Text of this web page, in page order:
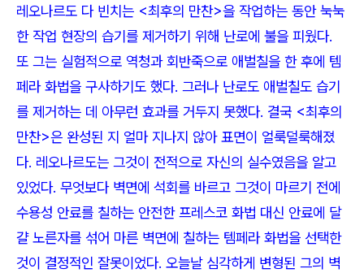
레오나르도 다 빈치는 <최후의 만찬>을 작업하는 동안 눅눅
한 작업 현장의 습기를 제거하기 위해 난로에 불을 피웠다.
또 그는 실험적으로 역청과 회반죽으로 애벌칠을 한 후에 템
페라 화법을 구사하기도 했다. 그러나 난로도 애벌칠도 습기
를 제거하는 데 아무런 효과를 거두지 못했다. 결국 <최후의
만찬>은 완성된 지 얼마 지나지 않아 표면이 얼룩덜룩해졌
다. 레오나르도는 그것이 전적으로 자신의 실수였음을 알고
있었다. 무엇보다 벽면에 석회를 바르고 그것이 마르기 전에
수용성 안료를 칠하는 안전한 프레스코 화법 대신 안료에 달
걀 노른자를 섞어 마른 벽면에 칠하는 템페라 화법을 선택한
것이 결정적인 잘못이었다. 오늘날 심각하게 변형된 그의 벽